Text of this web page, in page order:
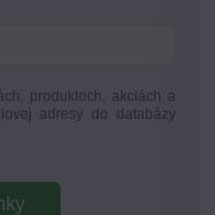
produktoch, akciách a
adresy do databázy